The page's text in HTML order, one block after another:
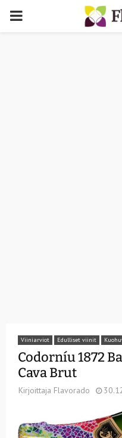
PRIMARY
Viiniarviot Edulliset viinit
Codorníu 1872
Cava Brut
Kirjoittaja Flavorado